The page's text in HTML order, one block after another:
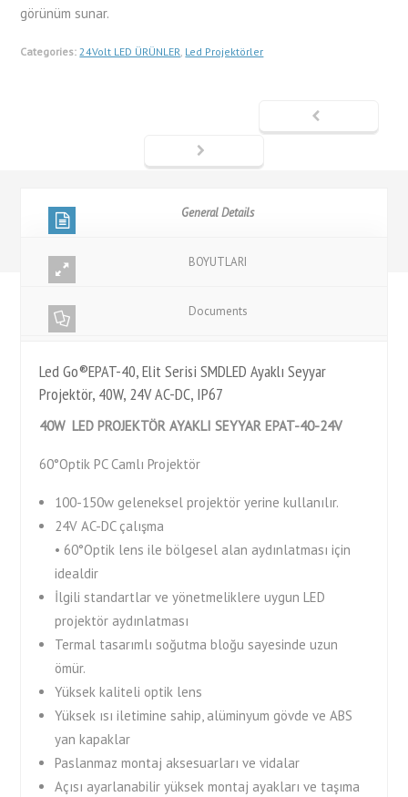
görünüm sunar.
Categories: 24Volt LED ÜRÜNLER, Led Projektörler
General Details
BOYUTLARI
Documents
Led Go®EPAT-40, Elit Serisi SMDLED Ayaklı Seyyar
Projektör, 40W, 24V AC-DC, IP67
40W LED PROJEKTÖRAYAKLI SEYYAR EPAT-40-24V
60°Optik PC Camlı Projektör
100-150w geleneksel projektör yerine kullanılır.
24V AC-DC çalışma
• 60°Optik lens ile bölgesel alan aydınlatması için
idealdir
İlgili standartlar ve yönetmeliklere uygun LED
projektör aydınlatması
Termal tasarımlı soğutma bloğu sayesinde uzun
ömür.
Yüksek kaliteli optik lens
Yüksek ısı iletimine sahip, alüminyum gövde ve ABS
yan kapaklar
Paslanmaz montaj aksesuarları ve vidalar
Açısı ayarlanabilir yüksek montaj ayakları ve taşıma